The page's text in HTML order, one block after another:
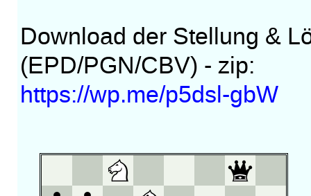
Download der Stellung &
(EPD/PGN/CBV) - zip:
https://wp.me/p5dsl-gbW